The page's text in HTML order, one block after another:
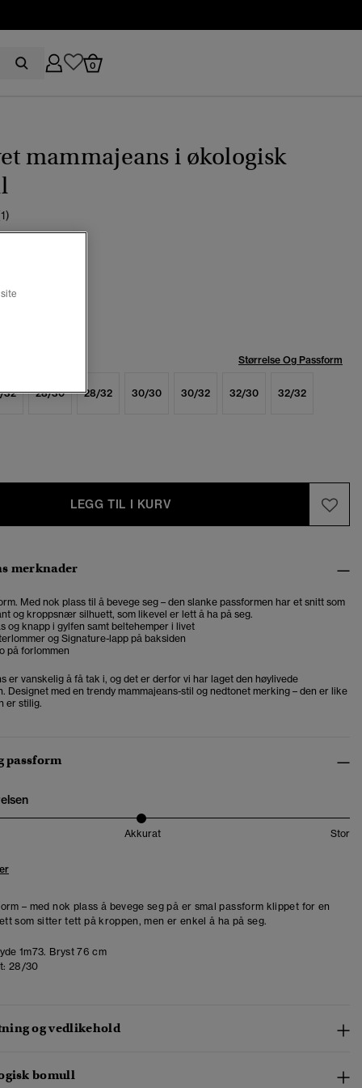
0
mammajeans i økologisk
Størrelse Og Passform
32 28/30 28/32 30/30 30/32 32/30 32/32
LEGG TIL I KURV
merknader
Med nok plass til å bevege seg – den slanke passformen har et snitt som
og kroppsnær silhuett, som likevel er lett å ha på seg.
og knapp i gylfen samt beltehemper i livet
og Signature-lapp på baksiden
på forlommen
er vanskelig å få tak i, og det er derfor vi har laget den høylivede
Designet med en trendy mammajeans-stil og nedtonet merking – den er like
er stilig.
passform
Akkurat Stor
– med nok plass å bevege seg på er smal passform klippet for en
som sitter tett på kroppen, men er enkel å ha på seg.
1m73. Bryst 76 cm
28/30
og vedlikehold
bomull